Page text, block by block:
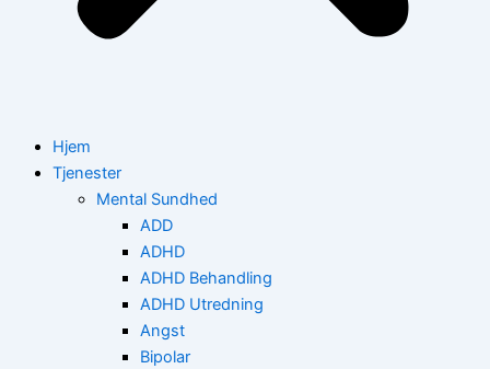
Hjem
Tjenester
Mental Sundhed
ADD
ADHD
ADHD Behandling
ADHD Utredning
Angst
Bipolar